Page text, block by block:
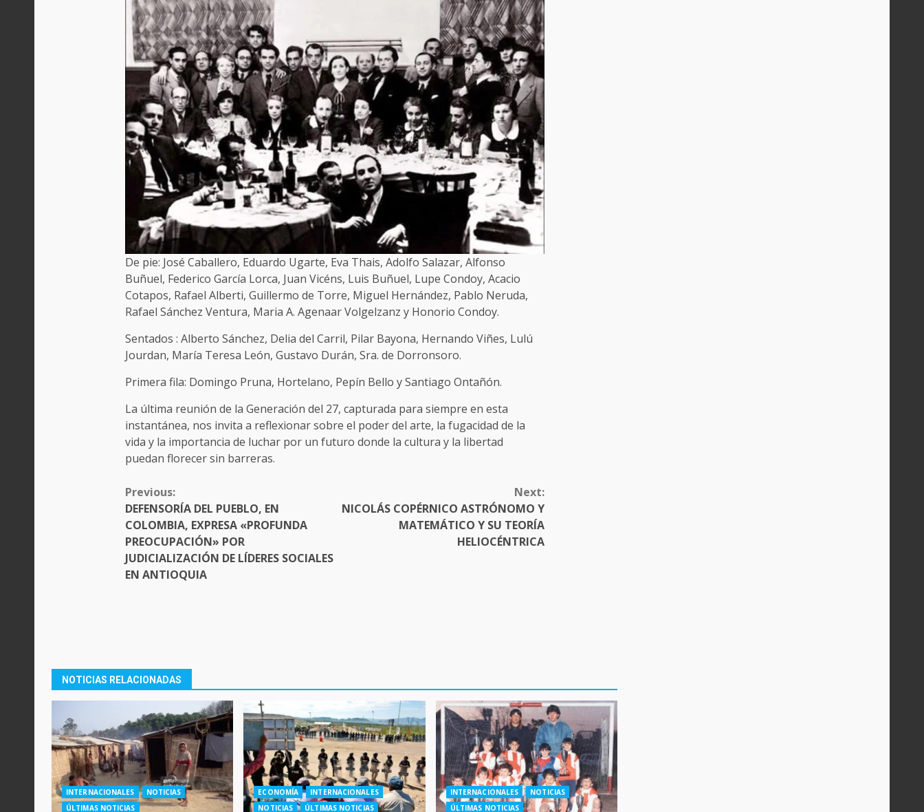
De pie: José Caballero, Eduardo Ugarte, Eva Thais, Adolfo Salazar, Alfonso
Buñuel, Federico García Lorca, Juan Vicéns, Luis Buñuel, Lupe Condoy, Acacio
Cotapos, Rafael Alberti, Guillermo de Torre, Miguel Hernández, Pablo Neruda,
Rafael Sánchez Ventura, Maria A. Agenaar Volgelzanz y Honorio Condoy.
Sentados : Alberto Sánchez, Delia del Carril, Pilar Bayona, Hernando Viñes, Lulú
Jourdan, María Teresa León, Gustavo Durán, Sra. de Dorronsoro.
Primera fila: Domingo Pruna, Hortelano, Pepín Bello y Santiago Ontañón.
La última reunión de la Generación del 27, capturada para siempre en esta
instantánea, nos invita a reflexionar sobre el poder del arte, la fugacidad de la
vida y la importancia de luchar por un futuro donde la cultura y la libertad
puedan florecer sin barreras.
CONTINUE
READING
Previous:
DEFENSORÍA DEL PUEBLO, EN
COLOMBIA, EXPRESA «PROFUNDA
PREOCUPACIÓN» POR
JUDICIALIZACIÓN DE LÍDERES SOCIALES
EN ANTIOQUIA
Next:
NICOLÁS COPÉRNICO ASTRÓNOMO Y
MATEMÁTICO Y SU TEORÍA
HELIOCÉNTRICA
NOTICIAS RELACIONADAS
INTERNACIONALES
NOTICIAS
ÚLTIMAS NOTICIAS
ECONOMÍA
INTERNACIONALES
NOTICIAS
ÚLTIMAS NOTICIAS
INTERNACIONALES
NOTICIAS
ÚLTIMAS NOTICIAS